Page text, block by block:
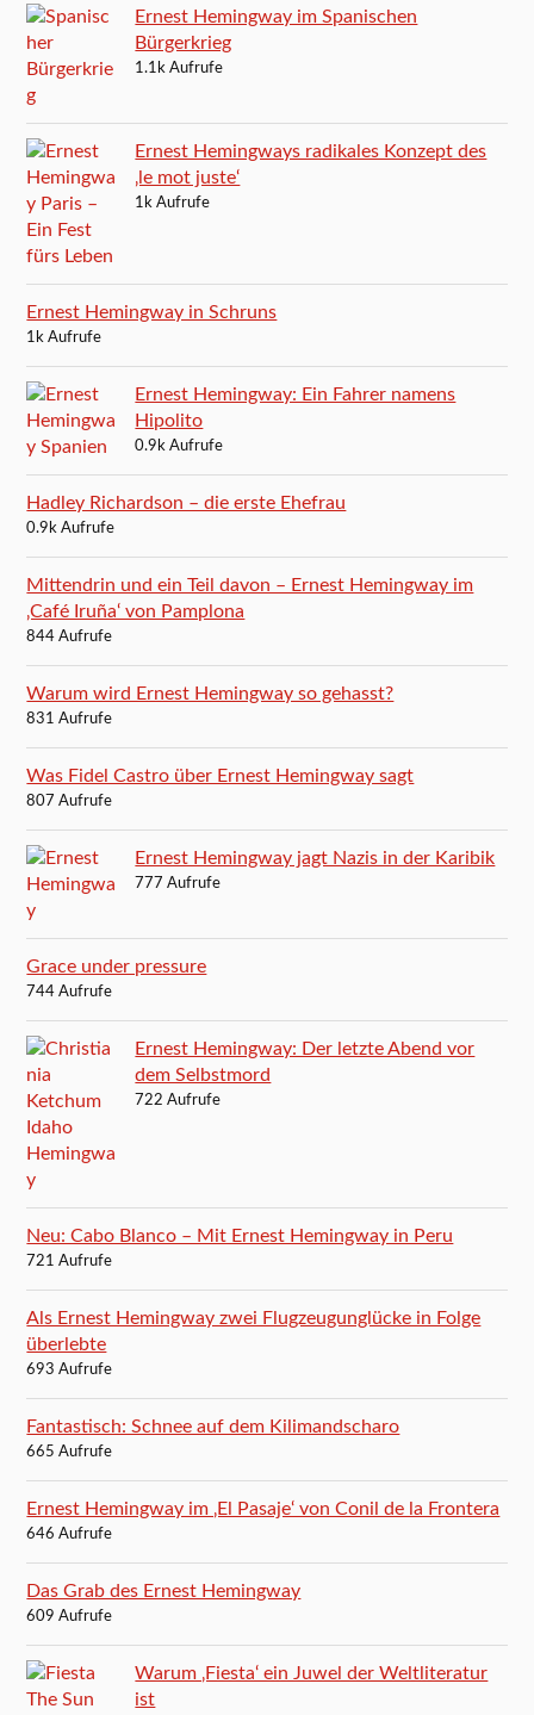
Ernest Hemingway im Spanischen
Bürgerkrieg
1.1k Aufrufe
Ernest Hemingways radikales Konzept des
‚le mot juste‘
1k Aufrufe
Ernest Hemingway in Schruns
1k Aufrufe
Ernest Hemingway: Ein Fahrer namens
Hipolito
0.9k Aufrufe
Hadley Richardson – die erste Ehefrau
0.9k Aufrufe
Mittendrin und ein Teil davon – Ernest Hemingway im
‚Café Iruña‘ von Pamplona
844 Aufrufe
Warum wird Ernest Hemingway so gehasst?
831 Aufrufe
Was Fidel Castro über Ernest Hemingway sagt
807 Aufrufe
Ernest Hemingway jagt Nazis in der Karibik
777 Aufrufe
Grace under pressure
744 Aufrufe
Ernest Hemingway: Der letzte Abend vor
dem Selbstmord
722 Aufrufe
Neu: Cabo Blanco – Mit Ernest Hemingway in Peru
721 Aufrufe
Als Ernest Hemingway zwei Flugzeugunglücke in Folge
überlebte
693 Aufrufe
Fantastisch: Schnee auf dem Kilimandscharo
665 Aufrufe
Ernest Hemingway im ‚El Pasaje‘ von Conil de la Frontera
646 Aufrufe
Das Grab des Ernest Hemingway
609 Aufrufe
Warum ‚Fiesta‘ ein Juwel der Weltliteratur
ist